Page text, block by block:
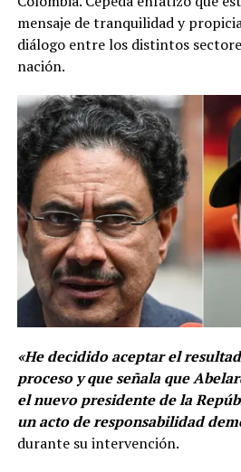
mensaje de tranquilidad y
diálogo entre los distintos
nación.
«He decidido aceptar el
proceso y que señala que
el nuevo presidente de la
un acto de responsabilidad
durante su intervención.